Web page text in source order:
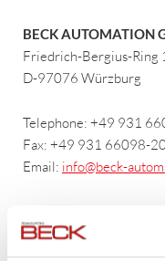
BECK AUTOMATION
Friedrich-Bergius-Ring
D-97076 Würzburg
Telephone: +49 931
Fax: +49 931 66098-
Email: info@beck-
Commercial Register
7930